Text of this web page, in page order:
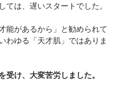
ては、遅いスタートでした。
能があるから」と勧められて
わゆる「天才肌」ではありま
受け、大変苦労しました。